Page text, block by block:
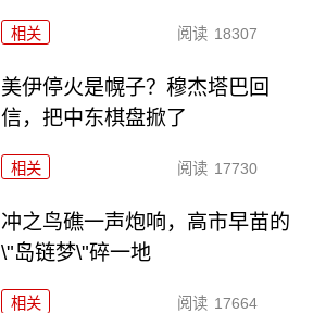
相关 阅读 18307
美伊停火是幌子？穆杰塔巴回
信，把中东棋盘掀了
相关 阅读 17730
冲之鸟礁一声炮响，高市早苗的
\"岛链梦\"碎一地
相关 阅读 17664